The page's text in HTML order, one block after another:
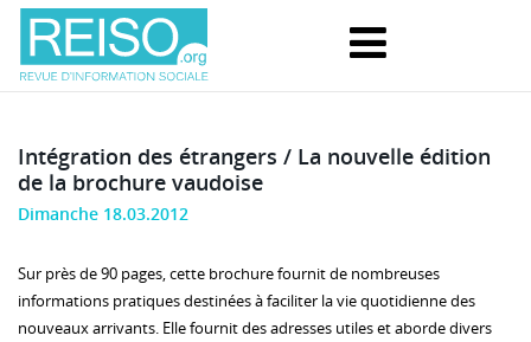
Intégration des étrangers / La nouvelle édition
de la brochure vaudoise
Dimanche 18.03.2012
Sur près de 90 pages, cette brochure fournit de nombreuses
informations pratiques destinées à faciliter la vie quotidienne des
nouveaux arrivants. Elle fournit des adresses utiles et aborde divers